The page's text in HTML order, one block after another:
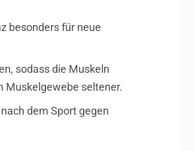
besonders für neue
sodass die Muskeln
Muskelgewebe seltener.
dem Sport gegen